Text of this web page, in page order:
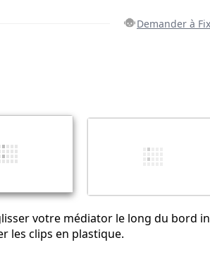
Demander à
votre médiator le long du bord
les clips en plastique.